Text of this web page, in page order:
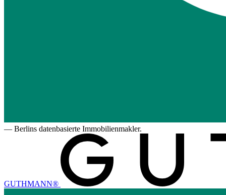
— Berlins datenbasierte Immobilienmakler.
GUTHMANN®